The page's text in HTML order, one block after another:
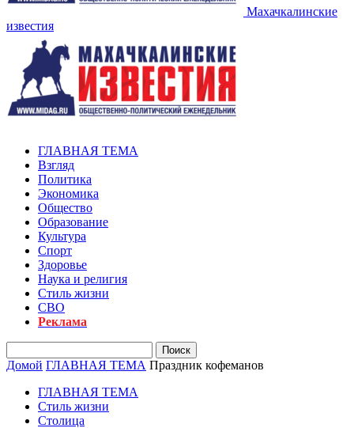
Махачкалинские
известия
ГЛАВНАЯ ТЕМА
Взгляд
Политика
Экономика
Общество
Образование
Культура
Спорт
Здоровье
Наука и религия
Стиль жизни
СВО
Реклама
Домой ГЛАВНАЯ ТЕМА Праздник кофеманов
ГЛАВНАЯ ТЕМА
Стиль жизни
Столица